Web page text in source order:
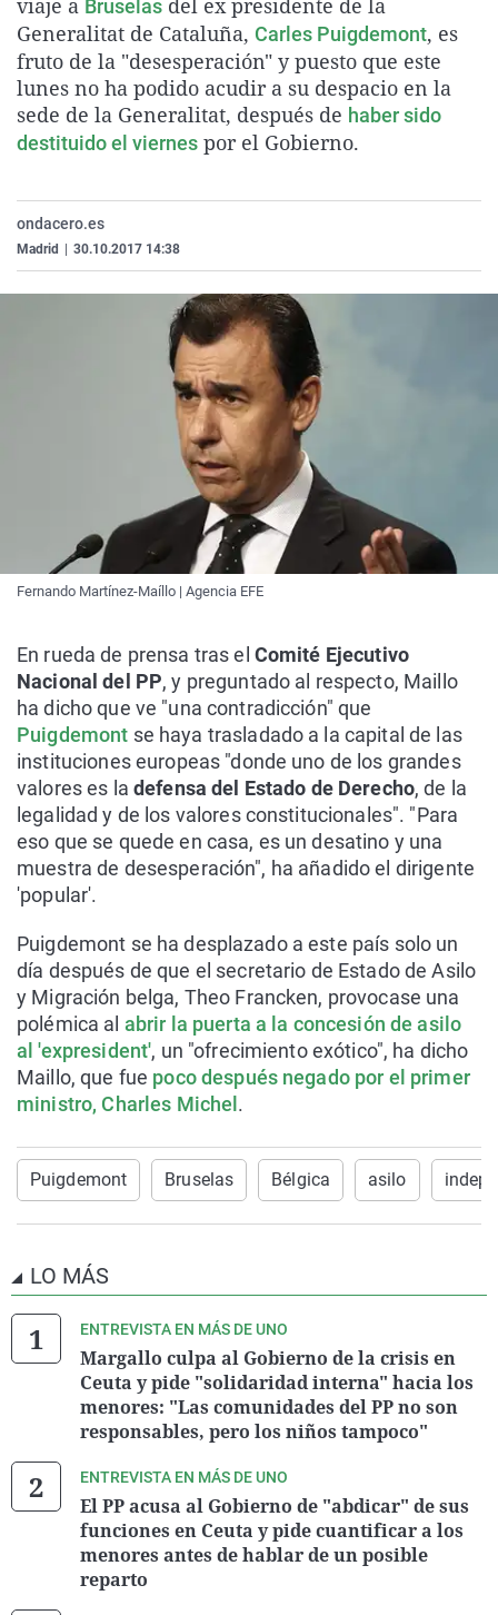
La rosa de los vientos
Gente viajera
Como el perro y el
Caso
Retornados
Equipo de
Operación Viuda
Extremadura
Galicia
La Rioja
Navarra
Virales
Televisión
Elecciones
viaje a Bruselas del ex presidente de la
Generalitat de Cataluña, Carles Puigdemont, es
fruto de la "desesperación" y puesto que este
lunes no ha podido acudir a su despacio en la
sede de la Generalitat, después de haber sido
destituido el viernes por el Gobierno.
ondacero.es
Madrid 30.10.2017 14:38
Fernando Martínez-Maíllo | Agencia EFE
En rueda de prensa tras el Comité Ejecutivo
Nacional del PP, y preguntado al respecto, Maillo
ha dicho que ve "una contradicción" que
Puigdemont se haya trasladado a la capital de las
instituciones europeas "donde uno de los grandes
valores es la defensa del Estado de Derecho, de la
legalidad y de los valores constitucionales". "Para
eso que se quede en casa, es un desatino y una
muestra de desesperación", ha añadido el dirigente
'popular'.
Puigdemont se ha desplazado a este país solo un
día después de que el secretario de Estado de Asilo
y Migración belga, Theo Francken, provocase una
polémica al abrir la puerta a la concesión de asilo
al 'expresident', un "ofrecimiento exótico", ha dicho
Maillo, que fue poco después negado por el primer
ministro, Charles Michel .
Puigdemont Bruselas Bélgica asilo
LO MÁS
ENTREVISTA EN MÁS DE UNO
Margallo culpa al Gobierno de la crisis en
Ceuta y pide "solidaridad interna" hacia los
menores: "Las comunidades del PP no son
responsables, pero los niños tampoco"
ENTREVISTA EN MÁS DE UNO
El PP acusa al Gobierno de "abdicar" de sus
funciones en Ceuta y pide cuantificar a los
menores antes de hablar de un posible
reparto